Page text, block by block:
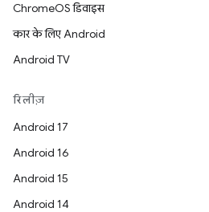
ChromeOS डिवाइस
कार के लिए Android
Android TV
रिलीज़
Android 17
Android 16
Android 15
Android 14